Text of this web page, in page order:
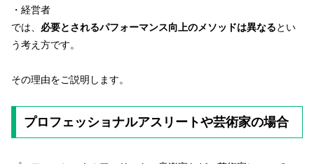
・経営者
では、 必要とされるパフォーマンス向上のメソッドは異なるとい
う考え方です。
その理由をご説明します。
プロフェッショナルアスリートや芸術家の場合